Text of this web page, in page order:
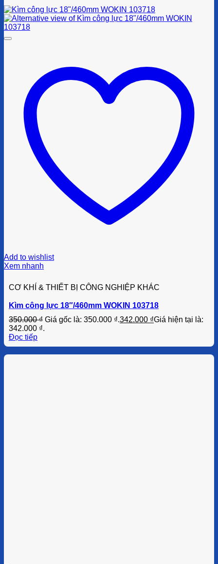
Add to wishlist
Xem nhanh
CƠ KHÍ & THIẾT BỊ CÔNG NGHIỆP KHÁC
Kìm công lực 18″/460mm WOKIN 103718
350.000₫ Giá gốc là: 350.000 ₫.342.000 ₫Giá hiện tại là:
342.000 ₫.
Đọc tiếp